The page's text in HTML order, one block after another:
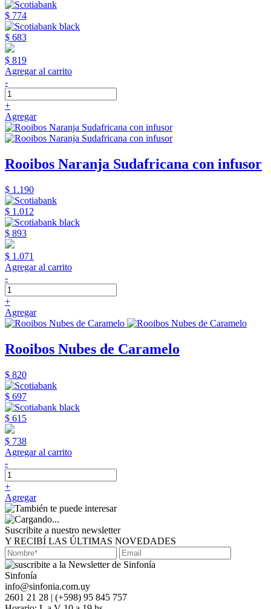
$ 774
$ 683
$ 819
Agregar al carrito
-
+
Agregar
Rooibos Naranja Sudafricana con infusor
$ 1.190
$ 1.012
$ 893
$ 1.071
Agregar al carrito
-
+
Agregar
Rooibos Nubes de Caramelo
$ 820
$ 697
$ 615
$ 738
Agregar al carrito
-
+
Agregar
Suscribite a nuestro newsletter
Y RECIBÍ LAS ÚLTIMAS NOVEDADES
Sinfonía
info@sinfonia.com.uy
2601 21 28 | (+598) 95 845 757